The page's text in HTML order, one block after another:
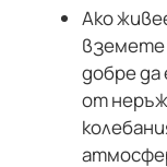
Ако
вземете
добре да
от